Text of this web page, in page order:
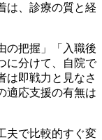
は、診療の質と経
の把握」「入職後
に分けて、自院で
は即戦力と見なさ
適応支援の有無は
夫で比較的すぐ変